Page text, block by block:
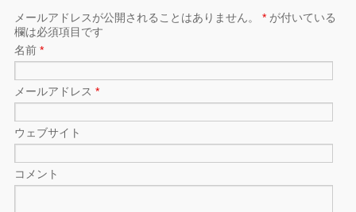
メールアドレスが公開されることはありません。* が付いている
欄は必須項目です
名前*
メールアドレス*
ウェブサイト
コメント